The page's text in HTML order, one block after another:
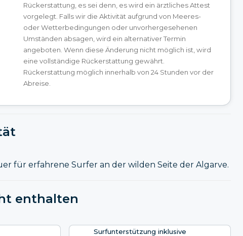
Rückerstattung, es sei denn, es wird ein ärztliches Attest
vorgelegt. Falls wir die Aktivität aufgrund von Meeres-
oder Wetterbedingungen oder unvorhergesehenen
Umständen absagen, wird ein alternativer Termin
angeboten. Wenn diese Änderung nicht möglich ist, wird
eine vollständige Rückerstattung gewährt.
Rückerstattung möglich innerhalb von 24 Stunden vor der
Abreise.
für erfahrene Surfer an der wilden Seite der Algarve.
enthalten
Surfunterstützung inklusive